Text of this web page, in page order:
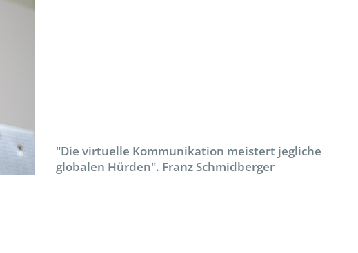
"Die virtuelle Kommunikation meistert jegliche
globalen Hürden". Franz Schmidberger